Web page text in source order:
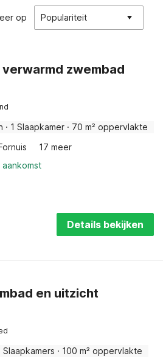
op Populariteit
zwembad
· 1 Slaapkamer · 70 m² oppervlakte
17 meer
Details bekijken
en uitzicht
Slaapkamers · 100 m² oppervlakte